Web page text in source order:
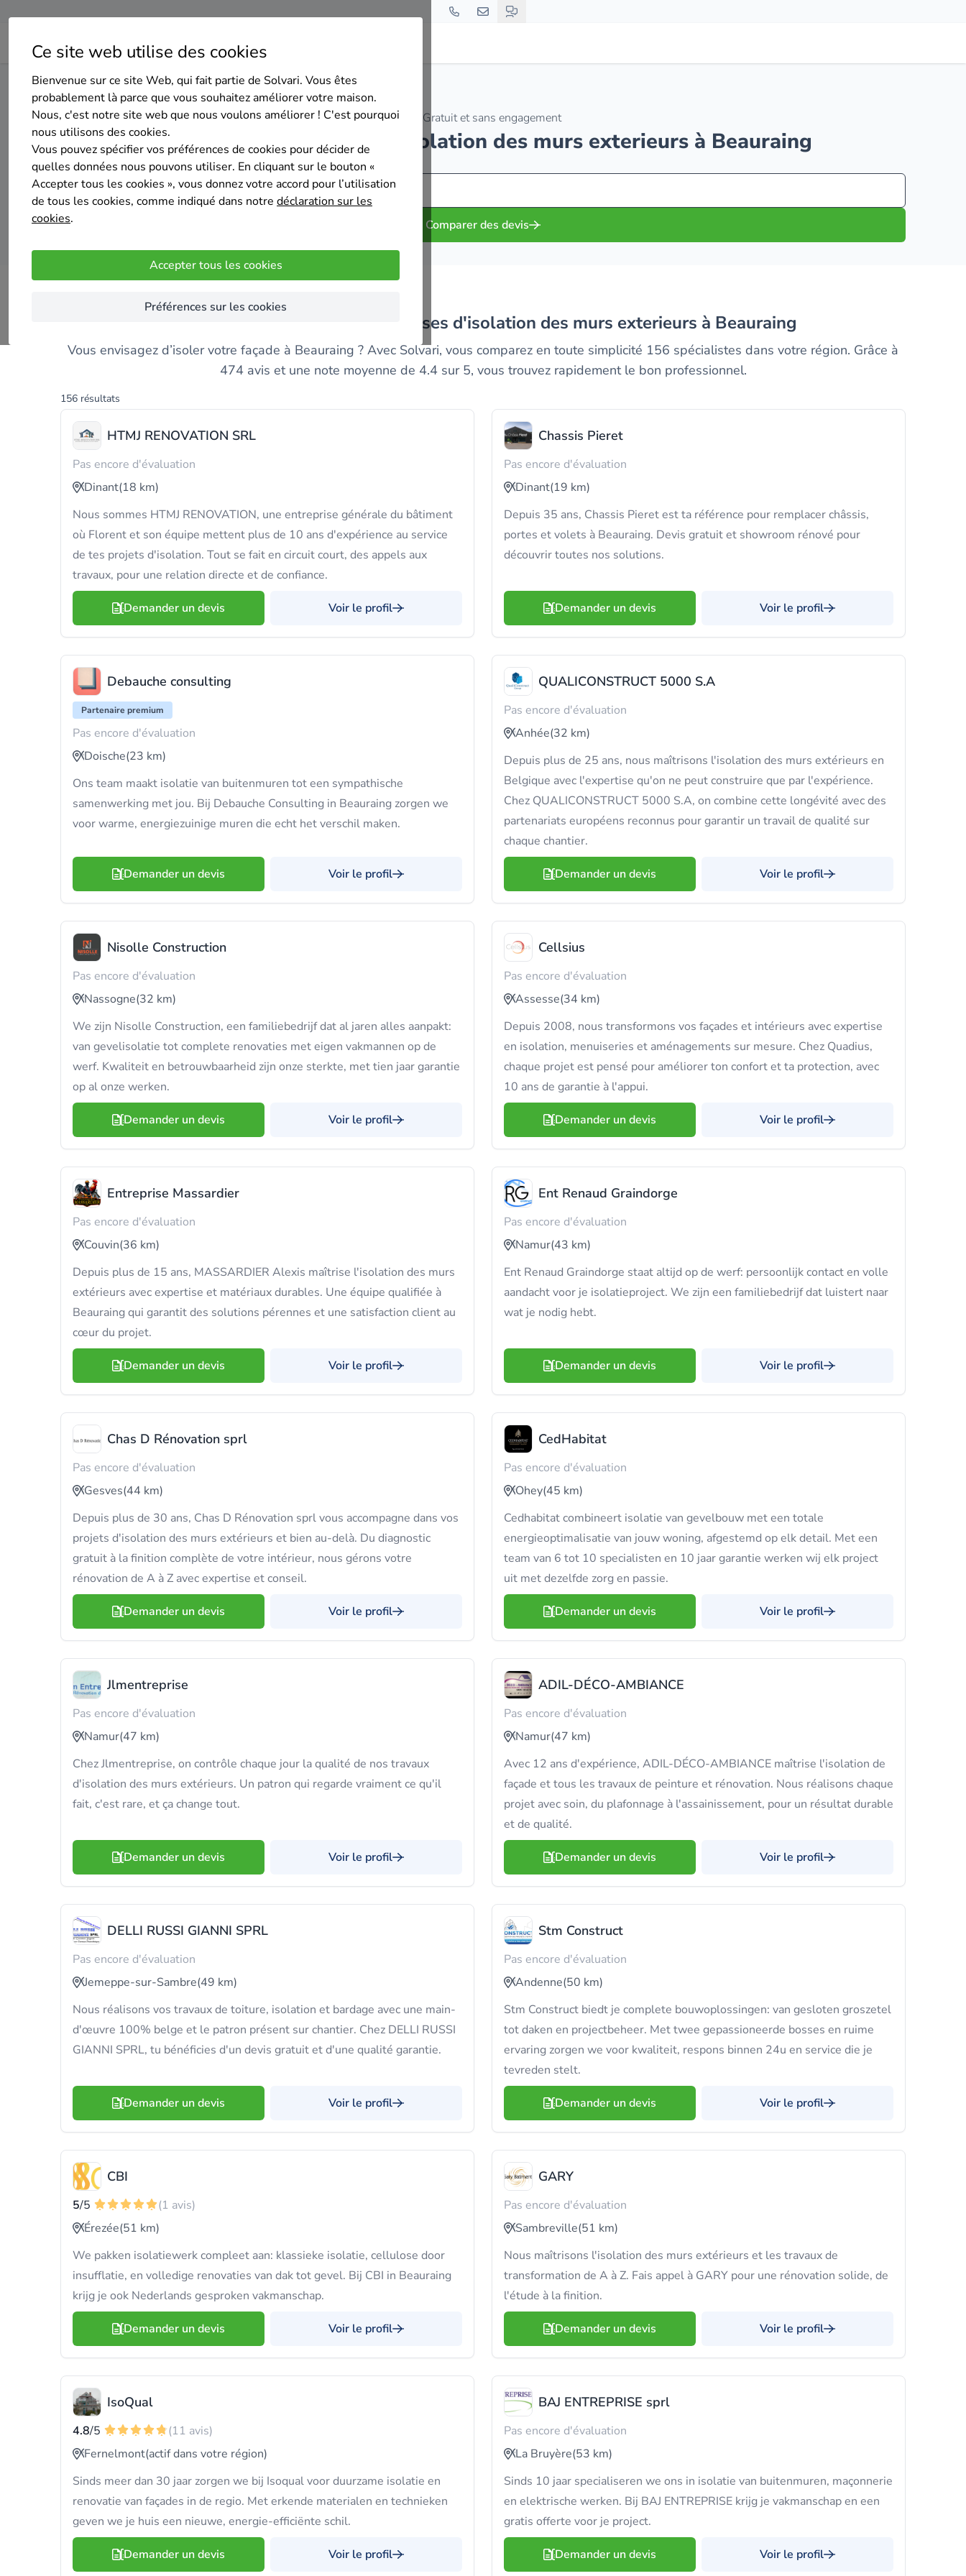
Ce site web utilise des cookies
Bienvenue sur ce site Web, qui fait partie de Solvari. Vous êtes
probablement là parce que vous souhaitez améliorer votre maison.
Nous, c'est notre site web que nous voulons améliorer ! C'est pourquoi
nous utilisons des cookies.
Vous pouvez spécifier vos préférences de cookies pour décider de
quelles données nous pouvons utiliser. En cliquant sur le bouton «
Accepter tous les cookies », vous donnez votre accord pour l’utilisation
de tous les cookies, comme indiqué dans notre déclaration sur les
cookies.
Accepter tous les cookies
Préférences sur les cookies
Home Isolation des murs extérieurs Namur Beauraing
Gratuit et sans engagement
Top 20 des entreprises d'isolation des murs exterieurs à Beauraing
Comparer des devis
Comparez les meilleurs entreprises d'isolation des murs exterieurs à Beauraing
Vous envisagez d’isoler votre façade à Beauraing ? Avec Solvari, vous comparez en toute simplicité 156 spécialistes dans votre région. Grâce à
474 avis et une note moyenne de 4.4 sur 5, vous trouvez rapidement le bon professionnel.
156 résultats
HTMJ RENOVATION SRL
Pas encore d'évaluation
Dinant(18 km)
Nous sommes HTMJ RENOVATION, une entreprise générale du bâtiment
où Florent et son équipe mettent plus de 10 ans d'expérience au service
de tes projets d'isolation. Tout se fait en circuit court, des appels aux
travaux, pour une relation directe et de confiance.
Demander un devis Voir le profil
Chassis Pieret
Pas encore d'évaluation
Dinant(19 km)
Depuis 35 ans, Chassis Pieret est ta référence pour remplacer châssis,
portes et volets à Beauraing. Devis gratuit et showroom rénové pour
découvrir toutes nos solutions.
Demander un devis Voir le profil
Debauche consulting
Partenaire premium
Pas encore d'évaluation
Doische(23 km)
Ons team maakt isolatie van buitenmuren tot een sympathische
samenwerking met jou. Bij Debauche Consulting in Beauraing zorgen we
voor warme, energiezuinige muren die echt het verschil maken.
Demander un devis Voir le profil
QUALICONSTRUCT 5000 S.A
Pas encore d'évaluation
Anhée(32 km)
Depuis plus de 25 ans, nous maîtrisons l'isolation des murs extérieurs en
Belgique avec l'expertise qu'on ne peut construire que par l'expérience.
Chez QUALICONSTRUCT 5000 S.A, on combine cette longévité avec des
partenariats européens reconnus pour garantir un travail de qualité sur
chaque chantier.
Demander un devis Voir le profil
Nisolle Construction
Pas encore d'évaluation
Nassogne(32 km)
We zijn Nisolle Construction, een familiebedrijf dat al jaren alles aanpakt:
van gevelisolatie tot complete renovaties met eigen vakmannen op de
werf. Kwaliteit en betrouwbaarheid zijn onze sterkte, met tien jaar garantie
op al onze werken.
Demander un devis Voir le profil
Cellsius
Pas encore d'évaluation
Assesse(34 km)
Depuis 2008, nous transformons vos façades et intérieurs avec expertise
en isolation, menuiseries et aménagements sur mesure. Chez Quadius,
chaque projet est pensé pour améliorer ton confort et ta protection, avec
10 ans de garantie à l'appui.
Demander un devis Voir le profil
Entreprise Massardier
Pas encore d'évaluation
Couvin(36 km)
Depuis plus de 15 ans, MASSARDIER Alexis maîtrise l'isolation des murs
extérieurs avec expertise et matériaux durables. Une équipe qualifiée à
Beauraing qui garantit des solutions pérennes et une satisfaction client au
cœur du projet.
Demander un devis Voir le profil
Ent Renaud Graindorge
Pas encore d'évaluation
Namur(43 km)
Ent Renaud Graindorge staat altijd op de werf: persoonlijk contact en volle
aandacht voor je isolatieproject. We zijn een familiebedrijf dat luistert naar
wat je nodig hebt.
Demander un devis Voir le profil
Chas D Rénovation sprl
Pas encore d'évaluation
Gesves(44 km)
Depuis plus de 30 ans, Chas D Rénovation sprl vous accompagne dans vos
projets d'isolation des murs extérieurs et bien au-delà. Du diagnostic
gratuit à la finition complète de votre intérieur, nous gérons votre
rénovation de A à Z avec expertise et conseil.
Demander un devis Voir le profil
CedHabitat
Pas encore d'évaluation
Ohey(45 km)
Cedhabitat combineert isolatie van gevelbouw met een totale
energieoptimalisatie van jouw woning, afgestemd op elk detail. Met een
team van 6 tot 10 specialisten en 10 jaar garantie werken wij elk project
uit met dezelfde zorg en passie.
Demander un devis Voir le profil
Jlmentreprise
Pas encore d'évaluation
Namur(47 km)
Chez Jlmentreprise, on contrôle chaque jour la qualité de nos travaux
d'isolation des murs extérieurs. Un patron qui regarde vraiment ce qu'il
fait, c'est rare, et ça change tout.
Demander un devis Voir le profil
ADIL-DÉCO-AMBIANCE
Pas encore d'évaluation
Namur(47 km)
Avec 12 ans d'expérience, ADIL-DÉCO-AMBIANCE maîtrise l'isolation de
façade et tous les travaux de peinture et rénovation. Nous réalisons chaque
projet avec soin, du plafonnage à l'assainissement, pour un résultat durable
et de qualité.
Demander un devis Voir le profil
DELLI RUSSI GIANNI SPRL
Pas encore d'évaluation
Jemeppe-sur-Sambre(49 km)
Nous réalisons vos travaux de toiture, isolation et bardage avec une main-
d'œuvre 100% belge et le patron présent sur chantier. Chez DELLI RUSSI
GIANNI SPRL, tu bénéficies d'un devis gratuit et d'une qualité garantie.
Demander un devis Voir le profil
Stm Construct
Pas encore d'évaluation
Andenne(50 km)
Stm Construct biedt je complete bouwoplossingen: van gesloten groszetel
tot daken en projectbeheer. Met twee gepassioneerde bosses en ruime
ervaring zorgen we voor kwaliteit, respons binnen 24u en service die je
tevreden stelt.
Demander un devis Voir le profil
CBI
5/5
(1 avis)
Érezée(51 km)
We pakken isolatiewerk compleet aan: klassieke isolatie, cellulose door
insufflatie, en volledige renovaties van dak tot gevel. Bij CBI in Beauraing
krijg je ook Nederlands gesproken vakmanschap.
Demander un devis Voir le profil
GARY
Pas encore d'évaluation
Sambreville(51 km)
Nous maîtrisons l'isolation des murs extérieurs et les travaux de
transformation de A à Z. Fais appel à GARY pour une rénovation solide, de
l'étude à la finition.
Demander un devis Voir le profil
IsoQual
4.8/5
(11 avis)
Fernelmont(actif dans votre région)
Sinds meer dan 30 jaar zorgen we bij Isoqual voor duurzame isolatie en
renovatie van façades in de regio. Met erkende materialen en technieken
geven we je huis een nieuwe, energie-efficiënte schil.
Demander un devis Voir le profil
BAJ ENTREPRISE sprl
Pas encore d'évaluation
La Bruyère(53 km)
Sinds 10 jaar specialiseren we ons in isolatie van buitenmuren, maçonnerie
en elektrische werken. Bij BAJ ENTREPRISE krijg je vakmanschap en een
gratis offerte voor je project.
Demander un devis Voir le profil